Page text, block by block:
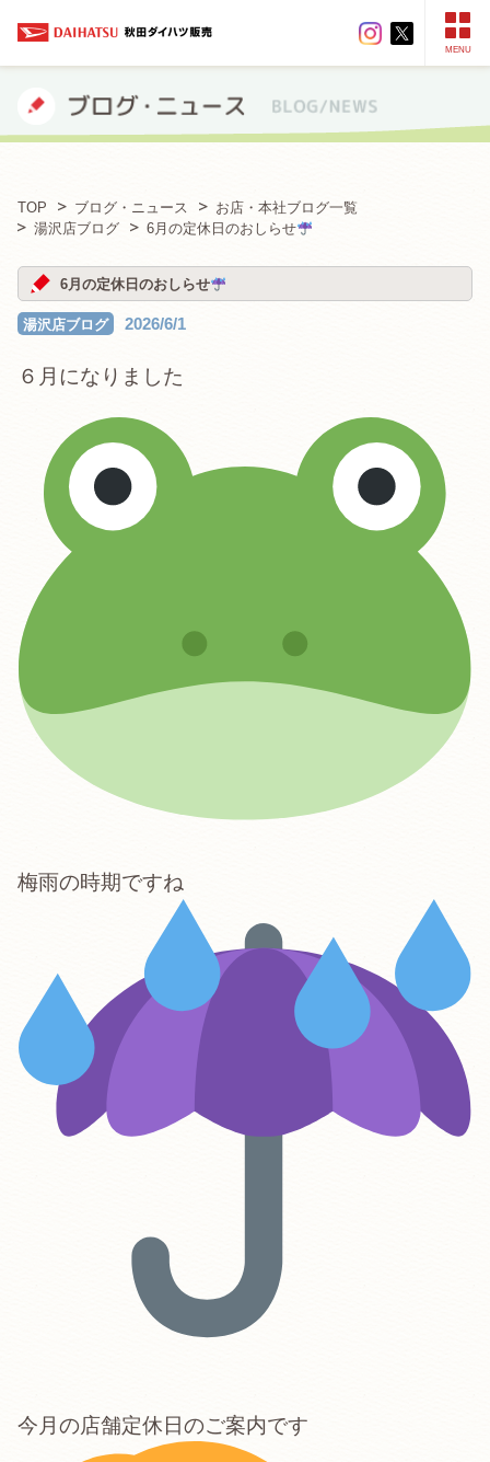
MENU
TOP ブログ・ニュース
お店・本社ブログ一覧
湯沢店ブログ
6月の定休日のおしらせ
6月の定休日のおしらせ
湯沢店ブログ 2026/6/1
６月になりました
梅雨の時期ですね
今月の店舗定休日のご案内です